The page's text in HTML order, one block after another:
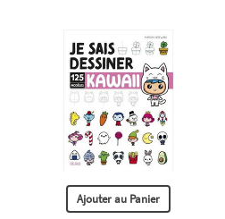
Ajouter au Panier